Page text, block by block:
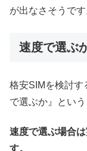
が出なさそうです
速度で選ぶ
格安SIMを検討す
で選ぶか』とい
速度で選ぶ場合
す。